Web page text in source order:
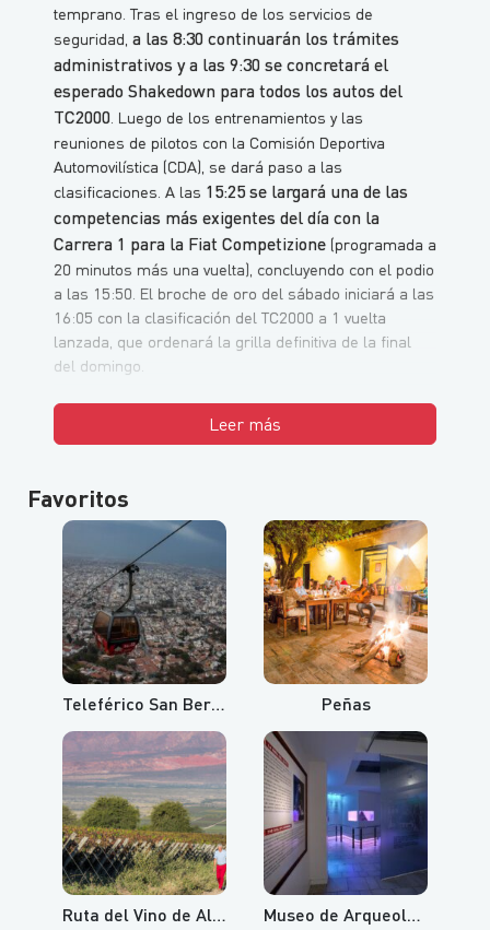
temprano. Tras el ingreso de los servicios de
seguridad, a las 8:30 continuarán los trámites
administrativos y a las 9:30 se concretará el
esperado Shakedown para todos los autos del
TC2000 . Luego de los entrenamientos y las
reuniones de pilotos con la Comisión Deportiva
Automovilística (CDA), se dará paso a las
clasificaciones. A las 15:25 se largará una de las
competencias más exigentes del día con la
Carrera 1 para la Fiat Competizione (programada a
20 minutos más una vuelta), concluyendo con el podio
a las 15:50. El broche de oro del sábado iniciará a las
16:05 con la clasificación del TC2000 a 1 vuelta
lanzada, que ordenará la grilla definitiva de la final
del domingo.
Leer más
Favoritos
Teleférico San Bernardo y Cerro Aladelta Peñas
Ruta del Vino de Altura Museo de Arqueología de Alta Montaña